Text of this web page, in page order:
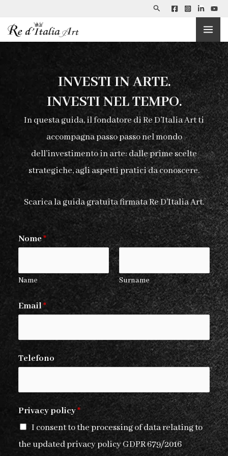
content
Search
INVESTI IN ARTE.
INVESTI NEL TEMPO.
In questa guida, il fondatore di Re D’Italia Art ti
accompagna passo passo nel mondo
dell’investimento in arte: dalle prime scelte
strategiche, agli aspetti pratici da conoscere.
Scarica la guida gratuita firmata Re D’Italia Art.
Nome*
Name Surname
Email*
Telefono
E
m
a
Privacy policy*
I consent to the processing of data relating to
the updated privacy policy GDPR 679/2016